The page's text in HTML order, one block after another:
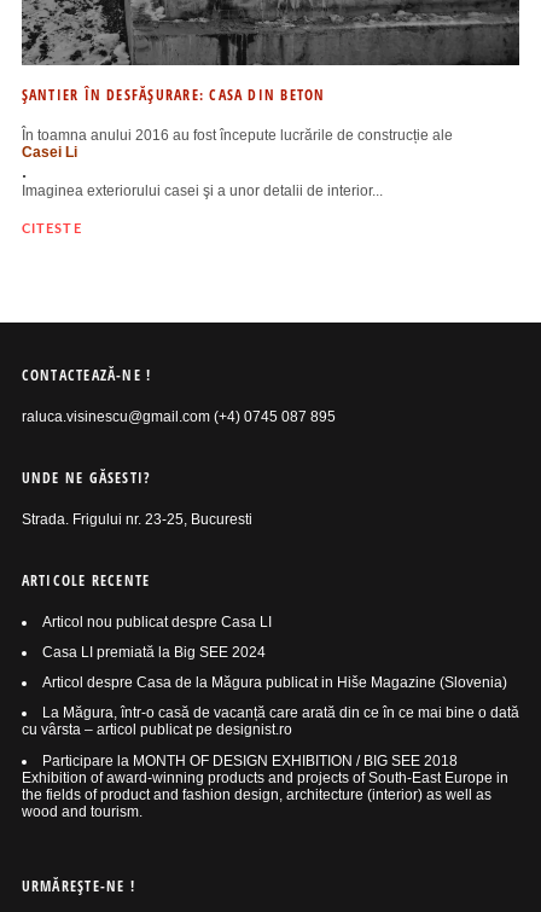
ŞANTIER ÎN DESFĂŞURARE: CASA DIN BETON
În toamna anului 2016 au fost începute lucrările de construcție ale
Casei Li
.
Imaginea exteriorului casei şi a unor detalii de interior...
CITESTE
CONTACTEAZĂ-NE !
raluca.visinescu@gmail.com (+4) 0745 087 895
UNDE NE GĂSESTI?
Strada. Frigului nr. 23-25, Bucuresti
ARTICOLE RECENTE
Articol nou publicat despre Casa LI
Casa LI premiată la Big SEE 2024
Articol despre Casa de la Măgura publicat in Hiše Magazine (Slovenia)
La Măgura, într-o casă de vacanță care arată din ce în ce mai bine o dată
cu vârsta – articol publicat pe designist.ro
Participare la MONTH OF DESIGN EXHIBITION / BIG SEE 2018
Exhibition of award-winning products and projects of South-East Europe in
the fields of product and fashion design, architecture (interior) as well as
wood and tourism.
URMĂREŞTE-NE !